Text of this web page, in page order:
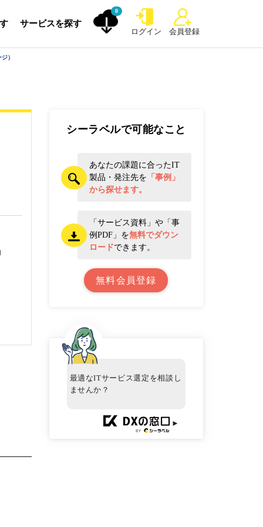
サービスを探す
0
ログイン 会員登録
）
シーラベルで可能なこと
あなたの課題に合ったIT
製品・発注先を 「事例」
から探せます。
「サービス資料」や「事
例PDF」を無料でダウン
ロードできます。
無料会員登録
最適なITサービス選定を相談し
ませんか？
►